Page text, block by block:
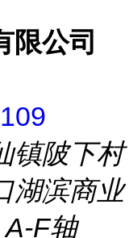
限公司
镇陂下村
湖滨商业
F轴